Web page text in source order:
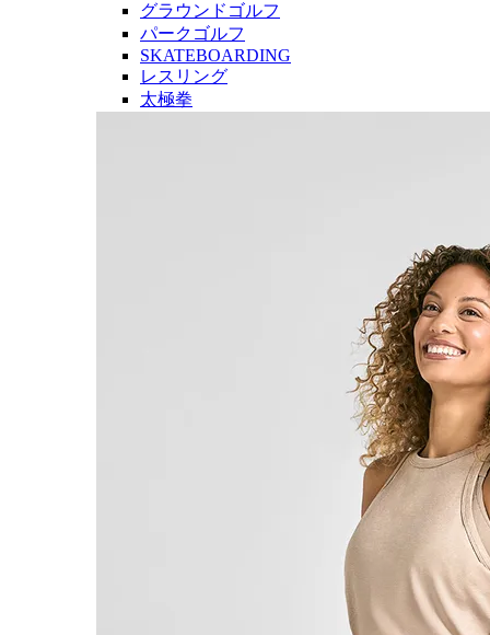
グラウンドゴルフ
パークゴルフ
SKATEBOARDING
レスリング
太極拳